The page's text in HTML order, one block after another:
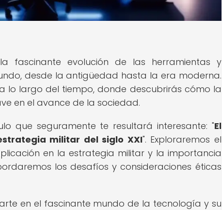
fascinante evolución de las herramientas y
desde la antigüedad hasta la era moderna.
lo largo del tiempo, donde descubrirás cómo la
en el avance de la sociedad.
que seguramente te resultará interesante: "El
militar del siglo XXI". Exploraremos el
en la estrategia militar y la importancia
los desafíos y consideraciones éticas
en el fascinante mundo de la tecnología y su